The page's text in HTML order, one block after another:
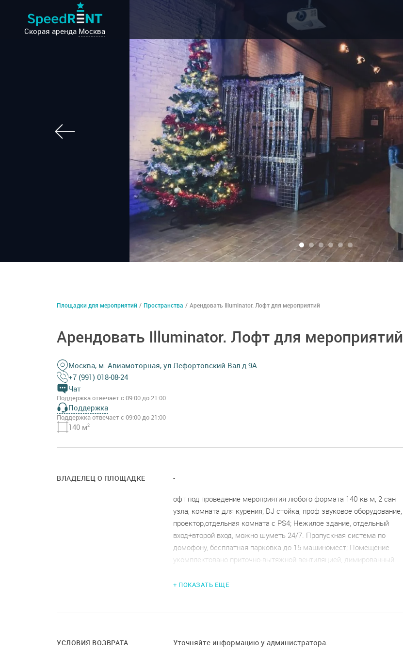
Скорая аренда Москва
Площадки для мероприятий / Пространства / Арендовать Illuminator. Лофт для мероприятий
Арендовать Illuminator. Лофт для мероприятий
Москва, м. Авиамоторная, ул Лефортовский Вал д 9А
+7 (991) 018-08-24
Чат
Поддержка отвечает с 09:00 до 21:00
Поддержка
Поддержка отвечает с 09:00 до 21:00
140 м2
ВЛАДЕЛЕЦ О ПЛОЩАДКЕ -
офт под проведение мероприятия любого формата 140 кв м, 2 сан
узла, комната для курения; DJ стойка, проф звуковое оборудование,
проектор,отдельная комната с PS4; Нежилое здание, отдельный
вход+второй вход, можно шуметь 24/7. Пропускная система по
домофону, бесплатная парковка до 15 машиномест; Помещение
укомплектовано приточно-вытяжной вентиляцией, димированный
мебели; Контактный, укомплектованный бар со всем необходимым
фотограф, укращение зала, кейтеринг, фуршет, банкет, шоу
+ ПОКАЗАТЬ ЕЩЕ
УСЛОВИЯ ВОЗВРАТА Уточняйте информацию у администратора.